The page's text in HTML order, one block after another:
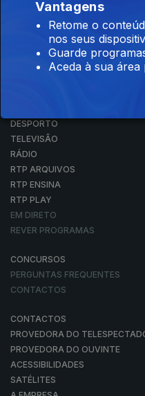
DESPORTO
TELEVISÃO
RÁDIO
RTP ARQUIVOS
RTP ENSINA
RTP PLAY
EM DIRETO
REVER PROGRAMAS
CONCURSOS
PERGUNTAS FREQUENTES
CONTACTOS
CONTACTOS
PROVEDORA DO
PROVEDORA DO OUVINTE
ACESSIBILIDADES
SATÉLITES
Vantagens
Retome o
nos seus
Guarde
Aceda à sua área